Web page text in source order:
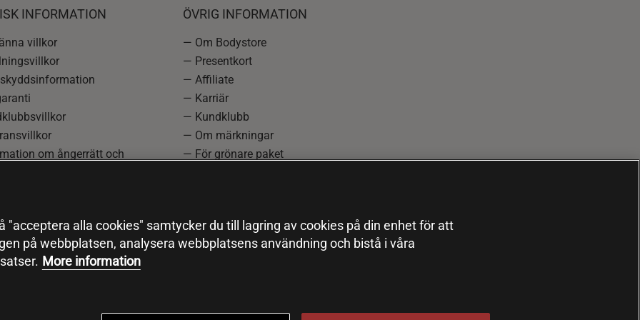
INFORMATION
villkor
om ångerrätt och
ÖVRIG INFORMATION
— Om Bodystore
— Presentkort
— Affiliate
— Karriär
— Kundklubb
— Om märkningar
— För grönare paket
"acceptera alla cookies" samtycker du till lagring av cookies på din enhet för att
på webbplatsen, analysera webbplatsens användning och bistå i våra
More information